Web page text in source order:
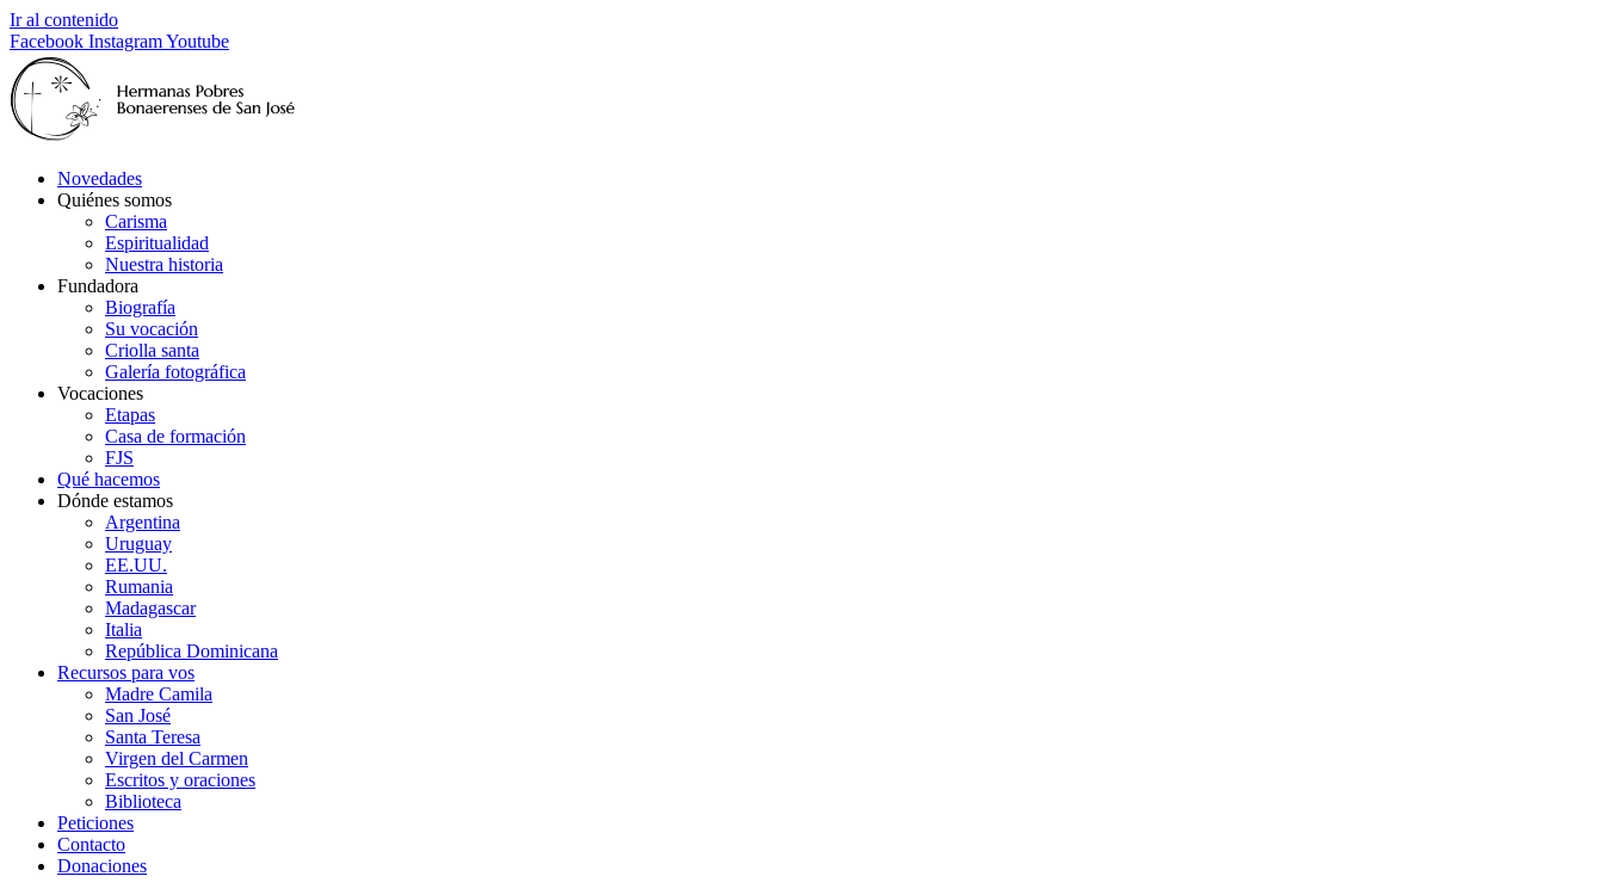
Ir al contenido
Facebook InstagramYoutube
Novedades
Quiénes somos
Carisma
Espiritualidad
Nuestra historia
Fundadora
Biografía
Su vocación
Criolla santa
Galería fotográfica
Vocaciones
Etapas
Casa de formación
FJS
Qué hacemos
Dónde estamos
Argentina
Uruguay
EE.UU.
Rumania
Madagascar
Italia
República Dominicana
Recursos para vos
Madre Camila
San José
Santa Teresa
Virgen del Carmen
Escritos y oraciones
Biblioteca
Peticiones
Contacto
Donaciones